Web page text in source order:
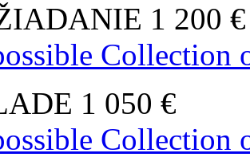
1 200 €
Collection
1 050 €
Collection